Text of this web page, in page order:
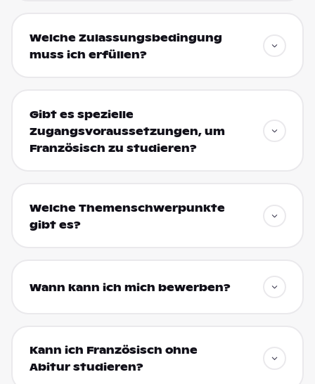
Welche Zulassungsbedingung
muss ich erfüllen?
Gibt es spezielle
Zugangsvoraussetzungen, um
Französisch zu studieren?
Welche Themenschwerpunkte
gibt es?
Wann kann ich mich bewerben?
Kann ich Französisch ohne
Abitur studieren?